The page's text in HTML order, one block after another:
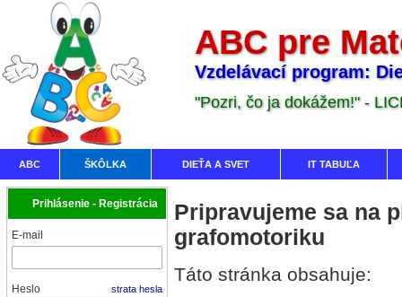
ABC pre
Vzdelávací program:
"Pozri, čo ja dokážem!" -
ABC ŠKÔLKA DIEŤA A SVET IT TABUĽA
Prihlásenie - Registrácia
E-mail
Heslo strata hesla
Pripravujeme sa na
grafomotoriku
Táto stránka obsahuje: